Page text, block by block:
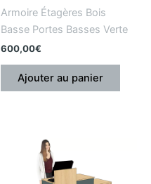
Armoire Étagères Bois
Basse Portes Basses Verte
600,00€
Ajouter au panier